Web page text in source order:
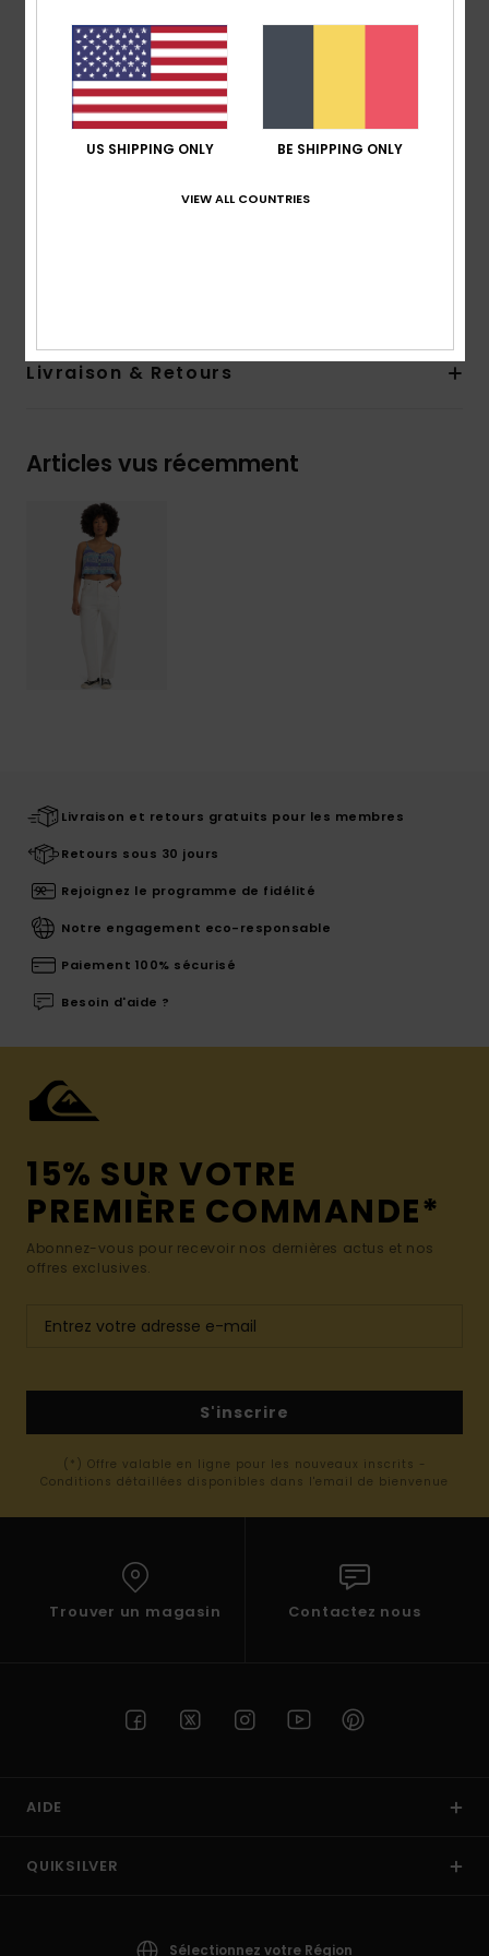
vintage
Coupe :Coupe workwear
Taille :taille fixe
Fermeture :boutons à rivet en métal à l'avant
Poches :poches sur le côté
Poche arrière
Livraison & Retours
Articles vus récemment
Livraison et retours gratuits pour les membres
Retours sous 30 jours
Rejoignez le programme de fidélité
Notre engagement eco-responsable
Paiement 100% sécurisé
Besoin d'aide ?
15% SUR VOTRE
PREMIÈRE COMMANDE*
Abonnez-vous pour recevoir nos dernières actus et nos
offres exclusives.
S'inscrire
(*) Offre valable en ligne pour les nouveaux inscrits -
Conditions détaillées disponibles dans l'email de bienvenue
Trouver un magasin Contactez nous
AIDE
QUIKSILVER
Sélectionnez votre Région
US SHIPPING ONLY BE SHIPPING ONLY
VIEW ALL COUNTRIES